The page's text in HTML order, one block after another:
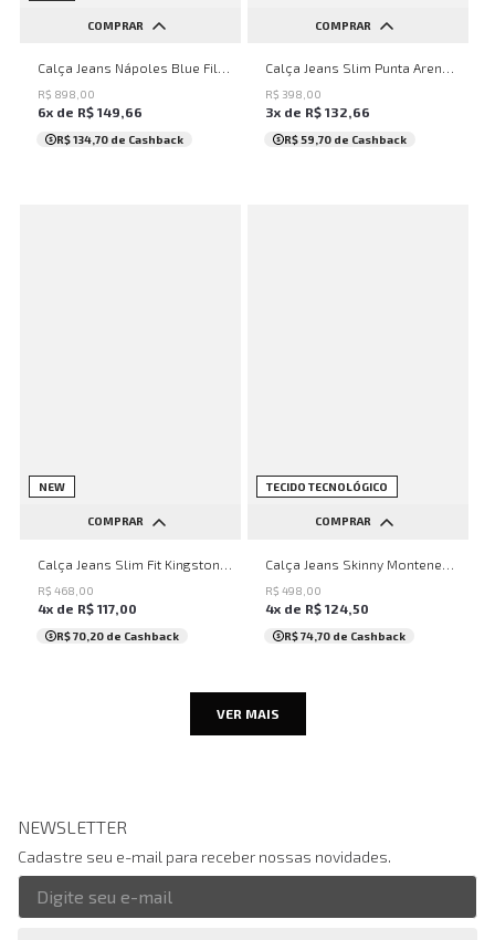
COMPRAR
36 38 40 42
44
R$ 898 00
6x de R$ 149,66
R$ 134,70 de Cashback
COMPRAR
38 40 42 44 46
R$ 398 00
3x de R$ 132,66
R$ 59,70 de Cashback
NEW
COMPRAR
38 40 42 44 46
R$ 468 00
4x de R$ 117 00
R$ 70,20 de Cashback
TECIDO TECNOLÓGICO
COMPRAR
36 38 40 42
44
R$ 498 00
4x de R$ 124 50
R$ 74,70 de Cashback
VER MAIS
NEWSLETTER
Cadastre seu e-mail para receber nossas novidades.